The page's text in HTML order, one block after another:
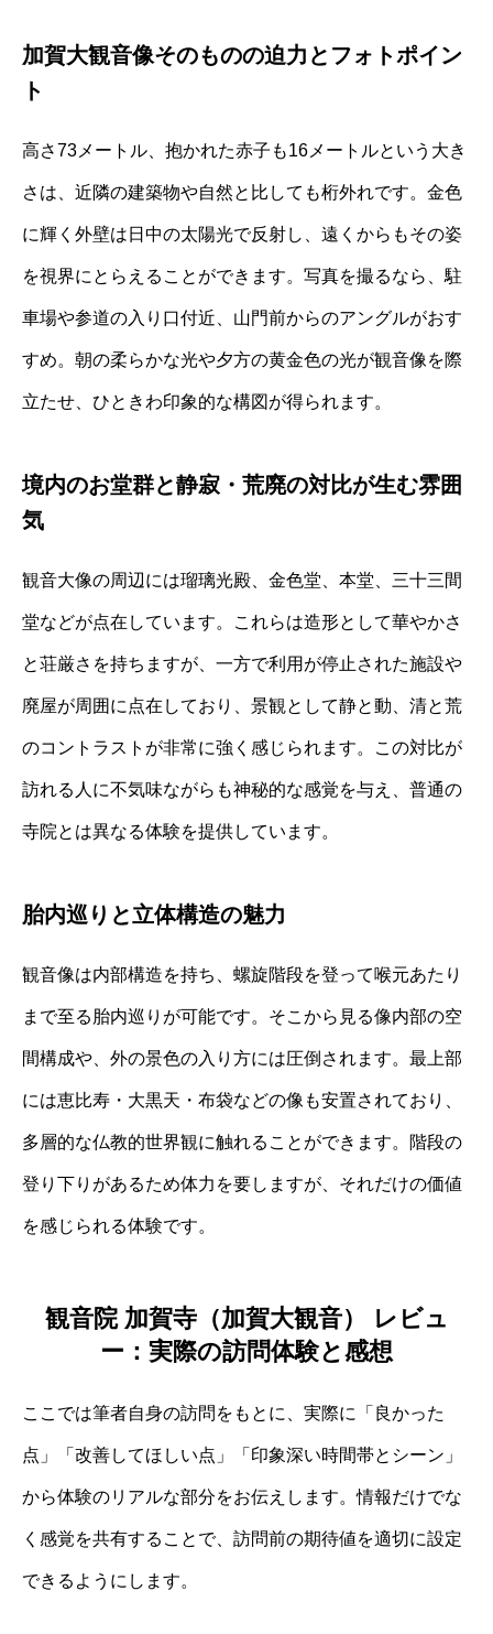
加賀大観音像そのものの迫力とフォトポイン
ト
高さ73メートル、抱かれた赤子も16メートルという大き
さは、近隣の建築物や自然と比しても桁外れです。金色
に輝く外壁は日中の太陽光で反射し、遠くからもその姿
を視界にとらえることができます。写真を撮るなら、駐
車場や参道の入り口付近、山門前からのアングルがおす
すめ。朝の柔らかな光や夕方の黄金色の光が観音像を際
立たせ、ひときわ印象的な構図が得られます。
境内のお堂群と静寂・荒廃の対比が生む雰囲
気
観音大像の周辺には瑠璃光殿、金色堂、本堂、三十三間
堂などが点在しています。これらは造形として華やかさ
と荘厳さを持ちますが、一方で利用が停止された施設や
廃屋が周囲に点在しており、景観として静と動、清と荒
のコントラストが非常に強く感じられます。この対比が
訪れる人に不気味ながらも神秘的な感覚を与え、普通の
寺院とは異なる体験を提供しています。
胎内巡りと立体構造の魅力
観音像は内部構造を持ち、螺旋階段を登って喉元あたり
まで至る胎内巡りが可能です。そこから見る像内部の空
間構成や、外の景色の入り方には圧倒されます。最上部
には恵比寿・大黒天・布袋などの像も安置されており、
多層的な仏教的世界観に触れることができます。階段の
登り下りがあるため体力を要しますが、それだけの価値
を感じられる体験です。
観音院 加賀寺（加賀大観音） レビュ
ー：実際の訪問体験と感想
ここでは筆者自身の訪問をもとに、実際に「良かった
点」「改善してほしい点」「印象深い時間帯とシーン」
から体験のリアルな部分をお伝えします。情報だけでな
く感覚を共有することで、訪問前の期待値を適切に設定
できるようにします。